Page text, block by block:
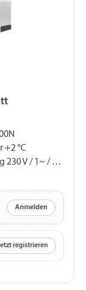
+2 °C
230 V / 1~ / 50
K-Wert von
h
Farbe
elektronische
Anmelden
registrieren